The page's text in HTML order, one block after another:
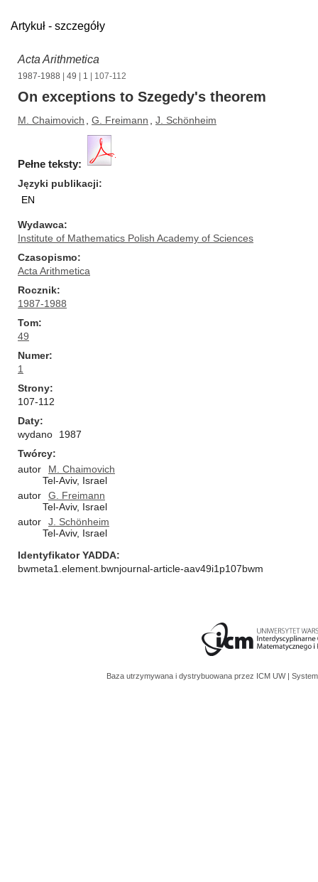
Artykuł - szczegóły
Acta Arithmetica
1987-1988 49 1 | 107-112
On exceptions to Szegedy's theorem
M. Chaimovich G. Freimann J. Schönheim
Pełne teksty:
Języki publikacji
EN
Wydawca
Institute of Mathematics Polish Academy of Sciences
Czasopismo
Acta Arithmetica
Rocznik
1987-1988
Tom
49
Numer
1
Strony
107-112
Daty
wydano
1987
Twórcy
autor
M. Chaimovich
Tel-Aviv, Israel
autor
G. Freimann
Tel-Aviv, Israel
autor
J. Schönheim
Tel-Aviv, Israel
Identyfikator YADDA
bwmeta1.element.bwnjournal-article-aav49i1p107bwm
Baza utrzymywana i dystrybuowana przez ICM UW |